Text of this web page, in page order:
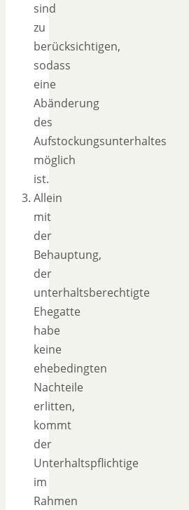
sind
zu
berücksichtigen,
sodass
eine
Abänderung
des
Aufstockungsunterhaltes
möglich
ist.
Allein
mit
der
Behauptung,
der
unterhaltsberechtigte
Ehegatte
habe
keine
ehebedingten
Nachteile
erlitten,
kommt
der
Unterhaltspflichtige
im
Rahmen